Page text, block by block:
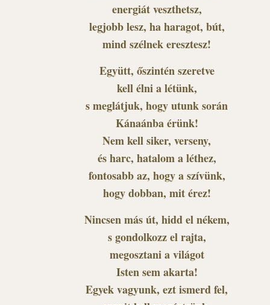
energiát veszthetsz,
legjobb lesz, ha haragot, bút,
mind szélnek eresztesz!
Együtt, őszintén szeretve
kell élni a létünk,
s meglátjuk, hogy utunk során
Kánaánba érünk!
Nem kell siker, verseny,
és harc, hatalom a léthez,
fontosabb az, hogy a szívünk,
hogy dobban, mit érez!
Nincsen más út, hidd el nékem,
s gondolkozz el rajta,
megosztani a világot
Isten sem akarta!
Egyek vagyunk, ezt ismerd fel,